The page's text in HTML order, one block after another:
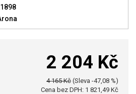
2 204 Kč
4 165 Kč (Sleva -47,08 %)
Cena bez DPH: 1 821,49 Kč